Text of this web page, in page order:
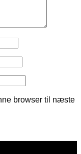
browser til næste